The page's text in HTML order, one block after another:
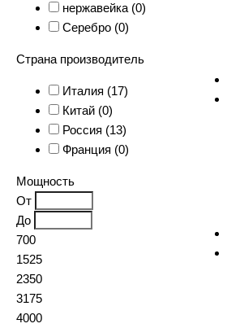
нержавейка (0)
Серебро (0)
Страна производитель
Италия (17)
Китай (0)
Россия (13)
Франция (0)
Мощность
От
До
700
1525
2350
3175
4000